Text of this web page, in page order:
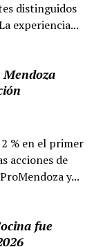
distinguidos
experiencia...
% en el primer
acciones de
y...
fue